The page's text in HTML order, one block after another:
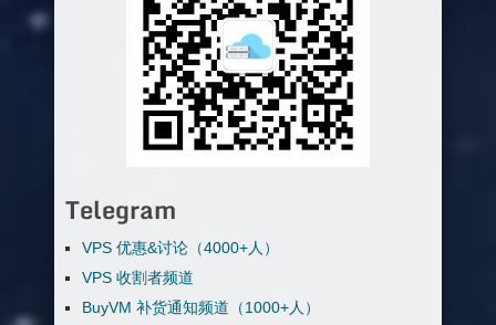
Telegram
VPS 优惠&讨论（4000+人）
VPS 收割者频道
BuyVM 补货通知频道（1000+人）